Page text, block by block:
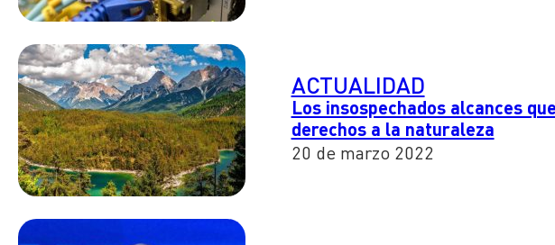
ACTUALIDAD
Los insospechados alcances
derechos a la naturaleza
20 de marzo 2022